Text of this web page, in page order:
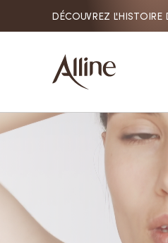
DE NOS CONSOMMATRICES